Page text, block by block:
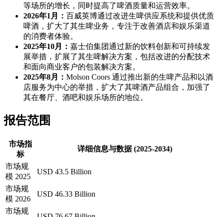
等场所的增长，同时提高了啤酒质量和运营效率。
2026年1月： 百威英博通过改进生啤供应系统和提供优质
啤酒，扩大了其生啤业务，专注于改善酒店和娱乐渠道
的消费者体验。
2025年10月： 嘉士伯集团通过新的饮料创新和可持续发
展举措，扩展了其生啤解决方案，包括改进的分配技术
和面向商业客户的包装解决方案。
2025年8月： Molson Coors 通过推出新的生啤产品和以酒
店服务为中心的举措，扩大了其啤酒产品组合，加强了
其在餐厅、酒吧和娱乐场所的地位。
报告范围
市场指
标
详细信息与数据 (2025-2034)
市场规
模 2025
USD 43.5 Billion
市场规
模 2026
USD 46.33 Billion
市场规